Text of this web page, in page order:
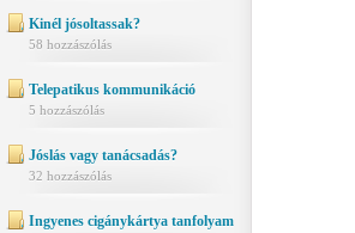
Kinél jósoltassak?
58 hozzászólás
Telepatikus kommunikáció
5 hozzászólás
Jóslás vagy tanácsadás?
32 hozzászólás
Ingyenes cigánykártya tanfolyam